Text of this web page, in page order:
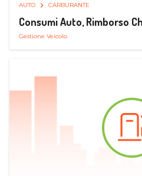
AUTO CARBURANTE
Consumi Auto, Rimborso
Gestione Veicolo